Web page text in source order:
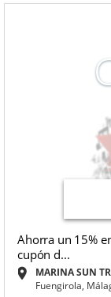
Ahorra un 15%
cupón d...
MARINA SUN
Fuengirola,